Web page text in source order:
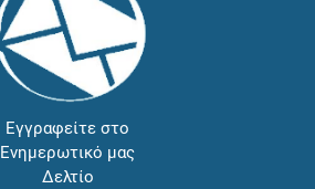
Εγγραφείτε στο
Ενημερωτικό μας
Δελτίο